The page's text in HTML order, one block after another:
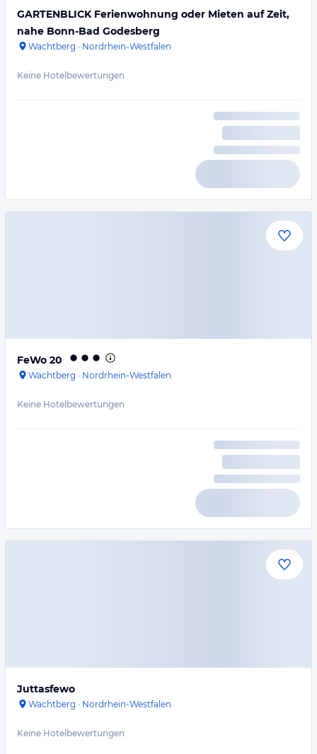
GARTENBLICK Ferienwohnung oder Mieten auf Zeit,
nahe Bonn-Bad Godesberg
Wachtberg · Nordrhein-Westfalen
Keine Hotelbewertungen
FeWo 20
Wachtberg · Nordrhein-Westfalen
Keine Hotelbewertungen
Juttasfewo
Wachtberg · Nordrhein-Westfalen
Keine Hotelbewertungen